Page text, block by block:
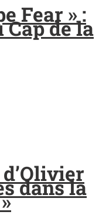
Fear » :
de la
dans la